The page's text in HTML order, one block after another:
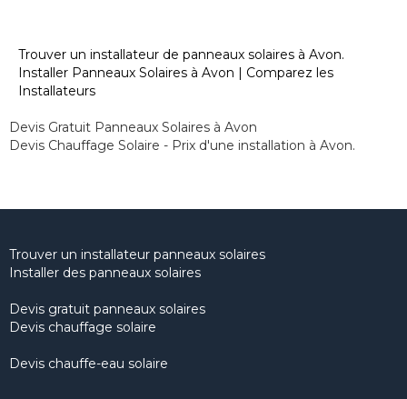
Trouver un installateur de panneaux solaires à Avon.
Installer Panneaux Solaires à Avon | Comparez les
Installateurs
Devis Gratuit Panneaux Solaires à Avon
Devis Chauffage Solaire - Prix d'une installation à Avon.
Trouver un installateur panneaux solaires
Installer des panneaux solaires
Devis gratuit panneaux solaires
Devis chauffage solaire
Devis chauffe-eau solaire